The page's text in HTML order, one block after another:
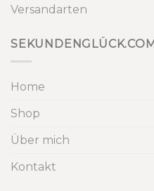
Versandarten
SEKUNDENGLÜCK.COM
Home
Shop
Über mich
Kontakt